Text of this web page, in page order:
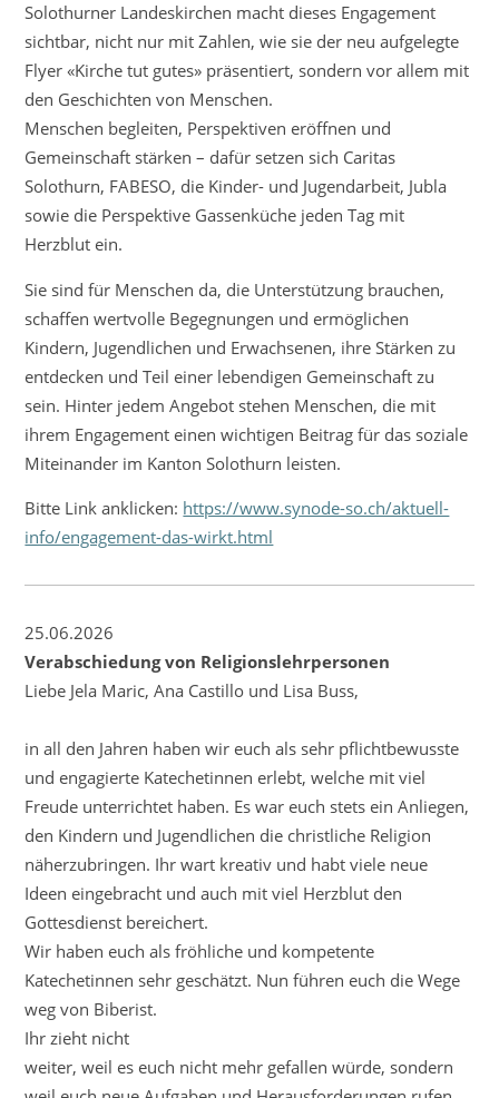
Solothurner Landeskirchen macht dieses Engagement
sichtbar, nicht nur mit Zahlen, wie sie der neu aufgelegte
Flyer «Kirche tut gutes» präsentiert, sondern vor allem mit
den Geschichten von Menschen.
Menschen begleiten, Perspektiven eröffnen und
Gemeinschaft stärken – dafür setzen sich Caritas
Solothurn, FABESO, die Kinder- und Jugendarbeit, Jubla
sowie die Perspektive Gassenküche jeden Tag mit
Herzblut ein.
Sie sind für Menschen da, die Unterstützung brauchen,
schaffen wertvolle Begegnungen und ermöglichen
Kindern, Jugendlichen und Erwachsenen, ihre Stärken zu
entdecken und Teil einer lebendigen Gemeinschaft zu
sein. Hinter jedem Angebot stehen Menschen, die mit
ihrem Engagement einen wichtigen Beitrag für das soziale
Miteinander im Kanton Solothurn leisten.
Bitte Link anklicken: https://www.synode-so.ch/aktuell-
info/engagement-das-wirkt.html
25.06.2026
Verabschiedung von Religionslehrpersonen
Liebe Jela Maric, Ana Castillo und Lisa Buss,
in all den Jahren haben wir euch als sehr pflichtbewusste
und engagierte Katechetinnen erlebt, welche mit viel
Freude unterrichtet haben. Es war euch stets ein Anliegen,
den Kindern und Jugendlichen die christliche Religion
näherzubringen. Ihr wart kreativ und habt viele neue
Ideen eingebracht und auch mit viel Herzblut den
Gottesdienst bereichert.
Wir haben euch als fröhliche und kompetente
Katechetinnen sehr geschätzt. Nun führen euch die Wege
weg von Biberist.
Ihr zieht nicht
weiter, weil es euch nicht mehr gefallen würde, sondern